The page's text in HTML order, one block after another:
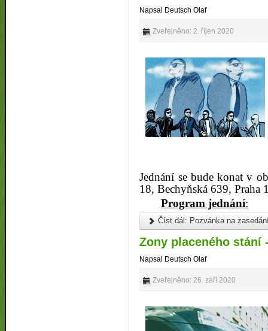
Napsal Deutsch Olaf
Zveřejněno: 2. říjen 2020
Jednání se bude konat v
18, Bechyňská 639, Praha
Program jednání:
Číst dál: Pozvánka na
Zony placeného stání
Napsal Deutsch Olaf
Zveřejněno: 26. září 2020